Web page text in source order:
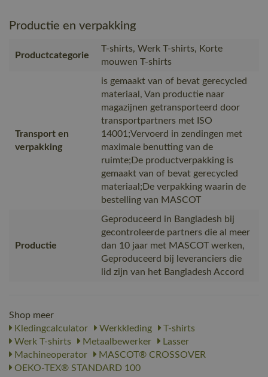
Productie en verpakking
Productcategorie
T-shirts, Werk T-shirts, Korte
mouwen T-shirts
Transport en
verpakking
is gemaakt van of bevat gerecycled
materiaal, Van productie naar
magazijnen getransporteerd door
transportpartners met ISO
14001;Vervoerd in zendingen met
maximale benutting van de
ruimte;De productverpakking is
gemaakt van of bevat gerecycled
materiaal;De verpakking waarin de
bestelling van MASCOT
Productie
Geproduceerd in Bangladesh bij
gecontroleerde partners die al meer
dan 10 jaar met MASCOT werken,
Geproduceerd bij leveranciers die
lid zijn van het Bangladesh Accord
Shop meer
Kledingcalculator
Werkkleding
T-shirts
Werk T-shirts
Metaalbewerker
Lasser
Machineoperator
MASCOT® CROSSOVER
OEKO-TEX® STANDARD 100